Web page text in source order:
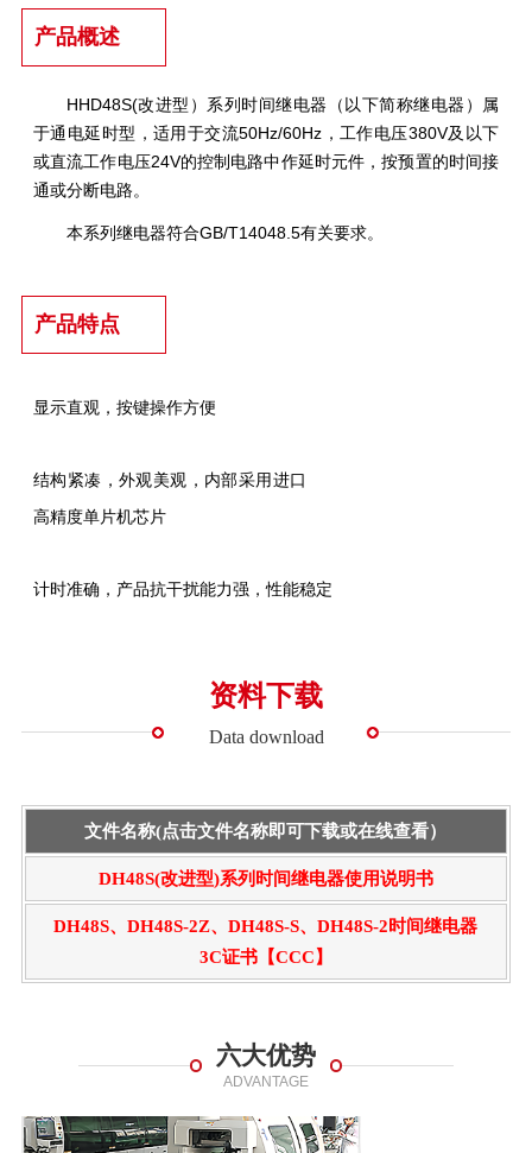
产品概述
HHD48S(改进型）系列时间继电器（以下简称继电器）属
于通电延时型，适用于交流50Hz/60Hz，工作电压380V及以下
或直流工作电压24V的控制电路中作延时元件，按预置的时间接
通或分断电路。
本系列继电器符合GB/T14048.5有关要求。
产品特点
显示直观，按键操作方便
结构紧凑，外观美观，内部采用进口
高精度单片机芯片
计时准确，产品抗干扰能力强，性能稳定
资料下载
Data download
文件名称(点击文件名称即可下载或在线查看）
DH48S(改进型)系列时间继电器使用说明书
DH48S、DH48S-2Z、DH48S-S、DH48S-2时间继电器
3C证书【CCC】
六大优势
ADVANTAGE